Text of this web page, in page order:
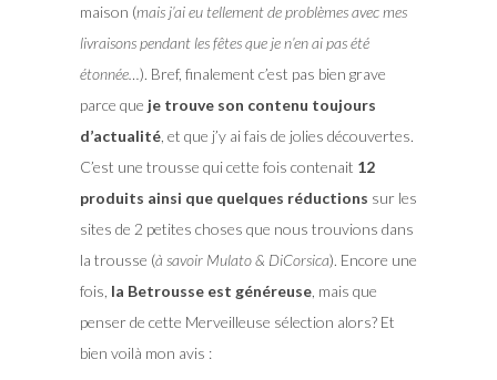
maison (mais j’ai eu tellement de problèmes avec mes
livraisons pendant les fêtes que je n’en ai pas été
étonnée…). Bref, finalement c’est pas bien grave
parce que je trouve son contenu toujours
d’actualité, et que j’y ai fais de jolies découvertes.
C’est une trousse qui cette fois contenait 12
produits ainsi que quelques réductions sur les
sites de 2 petites choses que nous trouvions dans
la trousse (à savoir Mulato & DiCorsica). Encore une
fois, la Betrousse est généreuse, mais que
penser de cette Merveilleuse sélection alors? Et
bien voilà mon avis :